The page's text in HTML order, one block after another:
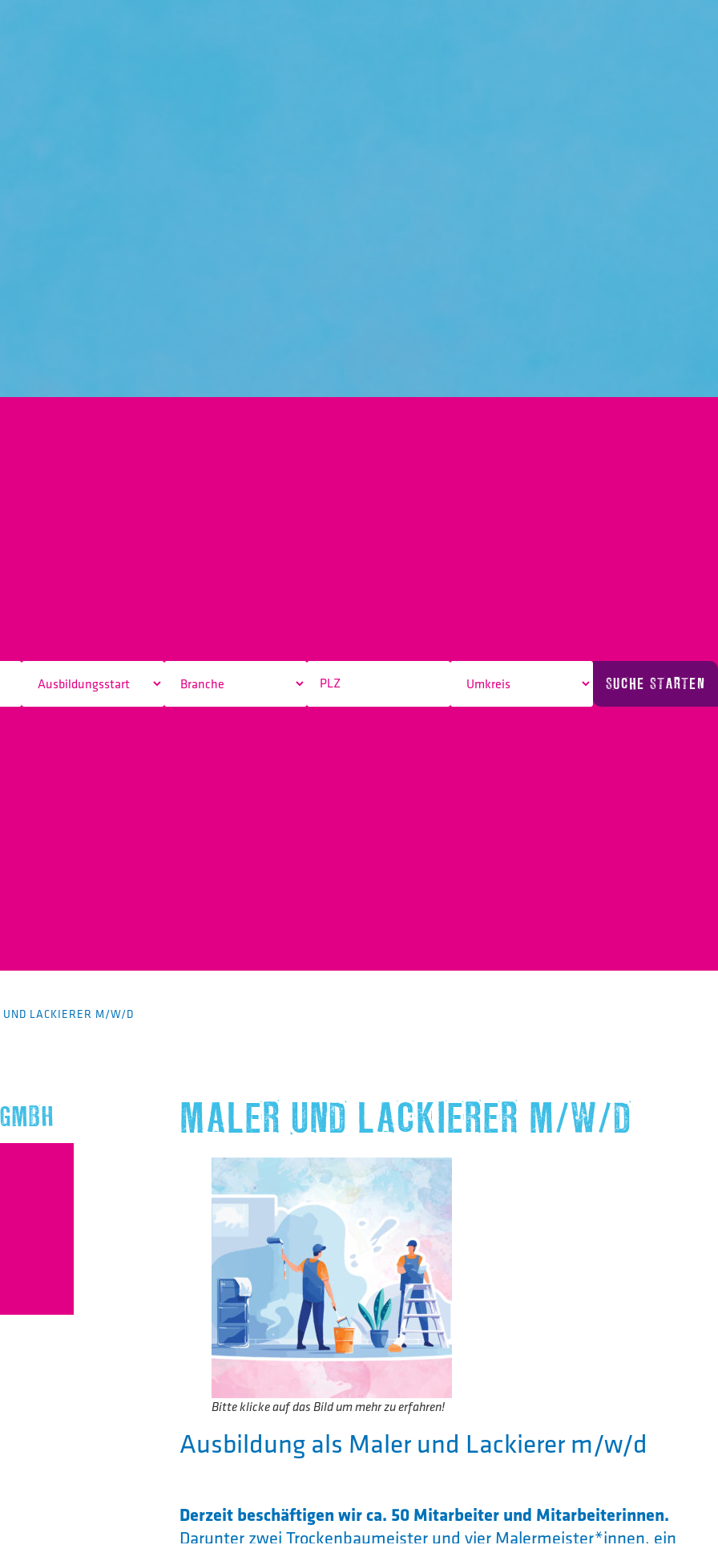
SUCHE STARTEN
LACKIERER M/W/D
MALER UND LACKIERER M/W/D
Bitte klicke auf das Bild um mehr zu erfahren!
Ausbildung als Maler und Lackierer m/w/d
Derzeit beschäftigen wir ca. 50 Mitarbeiter und Mitarbeiterinnen.
Darunter zwei Trockenbaumeister und vier Malermeister*innen, ein